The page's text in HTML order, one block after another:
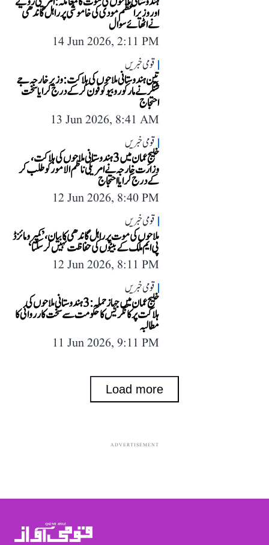
اور وزیر اعظم مودی کی خاموشی پر راہل گاندھی
نے اٹھائے سوال
14 Jun 2026, 2:11 PM
قومی خبریں
تین ہندوستانی ملاحوں کی ہلاکت: وزیر خارجہ جے
شنکر نے مارکو روبیو کو فون کر کے درج کرایا سخت
احتجاج
13 Jun 2026, 8:41 AM
قومی خبریں
خلیجِ عمان میں 3 ہندوستانی ملاحوں کی ہلاکت،
وزارت خارجہ نے امریکی ناظم الامور کو طلب کر
کے درج کرایا احتجاج
12 Jun 2026, 8:40 PM
قومی خبریں
ملاحوں کی موت پر راہل گاندھی کا بیان، ’کمپرومائزڈ
پی ایم ملک کے بیٹوں کی حفاظت نہیں کر سکتا‘
12 Jun 2026, 8:11 PM
قومی خبریں
خلیج عمان میں جہاز حملہ: 3 ہندوستانی ملاحوں کی
ہلاکت پر کانگریس کا حکومت سے سخت کارروائی کا
مطالبہ
11 Jun 2026, 9:11 PM
Load more
ADVERTISEMENT